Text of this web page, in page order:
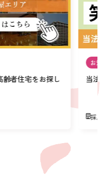
者住宅をお探し
お
当
採